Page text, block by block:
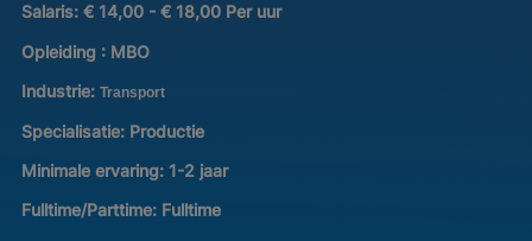
Salaris: € 14,00 - € 18,00 Per uur
Opleiding : MBO
Industrie: Transport
Specialisatie: Productie
Minimale ervaring: 1-2 jaar
Fulltime/Parttime: Fulltime